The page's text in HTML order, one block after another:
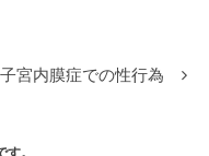
子宮内膜症での性行為